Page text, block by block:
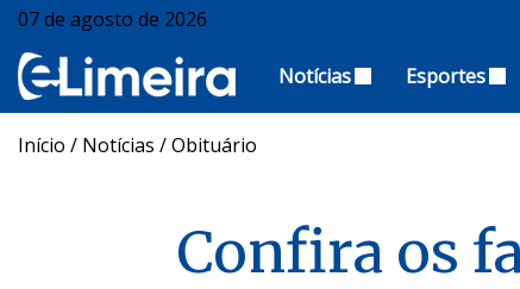
07 de agosto de 2026
Notícias Esportes
Início / Notícias /Obituário
Confira os